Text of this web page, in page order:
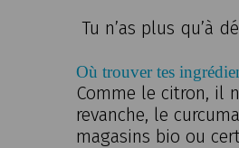
Tu n’as plus qu’à
Où trouver tes
Comme le citron, il
revanche, le
magasins bio ou